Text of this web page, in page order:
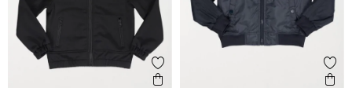
Ajouter aux favoris
Aperçu rapide